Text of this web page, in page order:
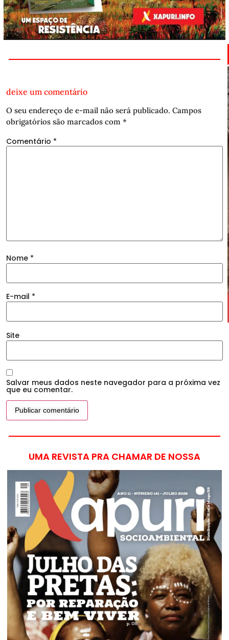
deixe um comentário
O seu endereço de e-mail não será publicado. Campos
obrigatórios são marcados com *
Comentário *
Nome *
E-mail *
Site
Salvar meus dados neste navegador para a próxima vez
que eu comentar.
UMA REVISTA PRA CHAMAR DE NOSSA